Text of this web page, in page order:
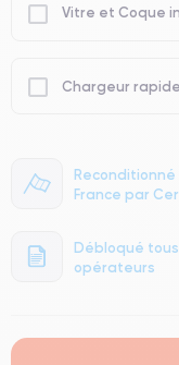
Reconditionné
France par
Débloqué tous
opérateurs
Vitre et Coque
Chargeur rapide